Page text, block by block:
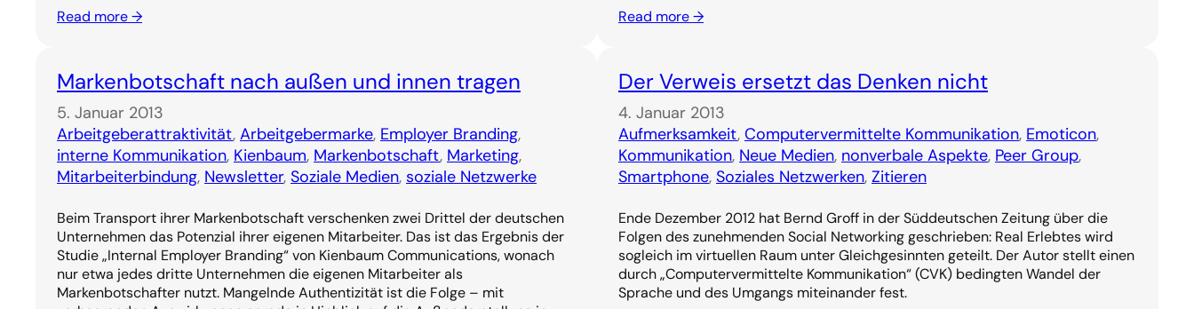
Read more → Read more →
Markenbotschaft nach außen und innen tragen
5. Januar 2013
Arbeitgeberattraktivität, Arbeitgebermarke, Employer Branding
interne Kommunikation, Kienbaum, Markenbotschaft, Marketing
Mitarbeiterbindung, Newsletter, Soziale Medien, soziale Netzwerke
Beim Transport ihrer Markenbotschaft verschenken zwei Drittel der deutschen
Unternehmen das Potenzial ihrer eigenen Mitarbeiter. Das ist das Ergebnis der
Studie „Internal Employer Branding“ von Kienbaum Communications, wonach
nur etwa jedes dritte Unternehmen die eigenen Mitarbeiter als
Markenbotschafter nutzt. Mangelnde Authentizität ist die Folge – mit
Der Verweis ersetzt das Denken nicht
4. Januar 2013
Aufmerksamkeit, Computervermittelte Kommunikation, Emoticon
Kommunikation, Neue Medien, nonverbale Aspekte, Peer Group
Smartphone, Soziales Netzwerken, Zitieren
Ende Dezember 2012 hat Bernd Groff in der Süddeutschen Zeitung über die
Folgen des zunehmenden Social Networking geschrieben: Real Erlebtes wird
sogleich im virtuellen Raum unter Gleichgesinnten geteilt. Der Autor stellt einen
durch „Computervermittelte Kommunikation“ (CVK) bedingten Wandel der
Sprache und des Umgangs miteinander fest.